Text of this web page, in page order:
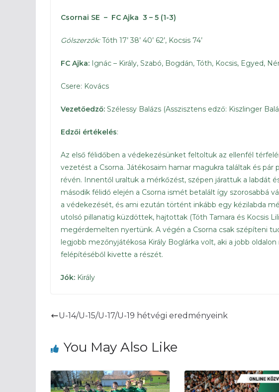
Csornai SE – FC Ajka 3 – 5 (1-3)
Gólszerzők:Tóth 17’ 38’ 40’ 62’, Kocsis 74’
FC Ajka: Ignác – Király, Szabó, Bogdán, Tóth, Kocsis, Egyed,
Csere: Kovács
Vezetőedző: Szélessy Balázs (Asszisztens edző: Kiszlinger
Edzői értékelés:
Az első félidőben a védekezésünket feltoltuk az ellenfél
vezetést a Csorna. Játékosaim hamar magukra találtak és
révén. Innentől uraltuk a mérkőzést, szépen járattuk a labdát
második félidő elején a Csorna ismét betalált így szorosabbá
a védekezését, és ami ezután történt inkább egy kézilabda
utolsó pillanatig küzdöttek, hajtottak (Tóth Tamara és Kocsis
megérdemelten nyertünk. A végén a Csorna csak szépíteni
legjobb mezőnyjátékosa Király Boglárka volt, aki a jobb
felépítéséből kivette a részét.
Jók: Király
U-14/U-15/U-17/U-19 hétvégi eredményeink
You May Also Like